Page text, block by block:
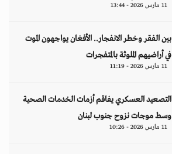
11 مارس 2026 - 13:44
بين الفقر وخطر الانفجار.. الأفغان يواجهون الموت
في أراضيهم الملوثة بالمتفجرات
11 مارس 2026 - 11:19
التصعيد العسكري يفاقم أزمات الخدمات الصحية
وسط موجات نزوح جنوب لبنان
11 مارس 2026 - 10:26